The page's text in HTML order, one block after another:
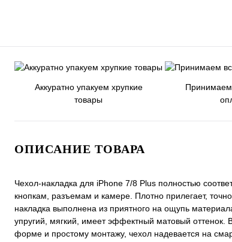
Аккуратно упакуем хрупкие
товары
ОПИСАНИЕ ТОВАРА
Чехол-накладка для iPhone 7/8 Plus полностью
кнопкам, разъемам и камере. Плотно прилегает,
накладка выполнена из приятного на ощупь
упругий, мягкий, имеет эффектный матовый оттенок.
форме и простому монтажу, чехол надевается на